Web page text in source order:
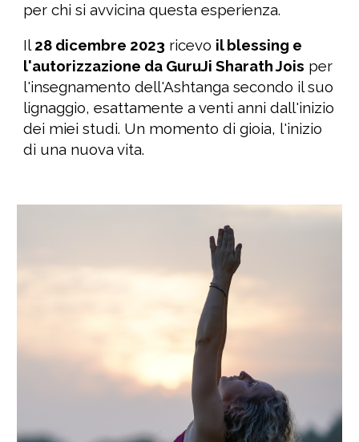
per chi si avvicina questa esperienza.
Il 28 dicembre 2023 ricevo il blessing e
l'autorizzazione da GuruJi Sharath Jois per
l'insegnamento dell'Ashtanga secondo il suo
lignaggio, esattamente a venti anni dall'inizio
dei miei studi. Un momento di gioia, l'inizio
di una nuova vita.